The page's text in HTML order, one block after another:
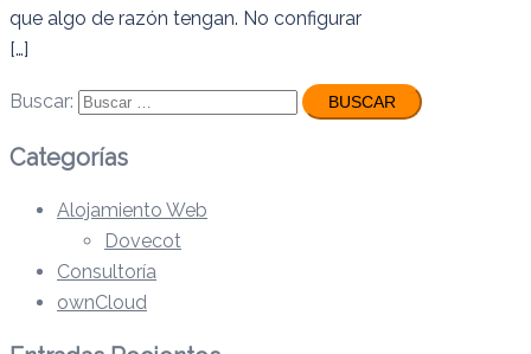
que algo de razón tengan. No configurar
[…]
Buscar:
Categorías
Alojamiento Web
Dovecot
Consultoría
ownCloud